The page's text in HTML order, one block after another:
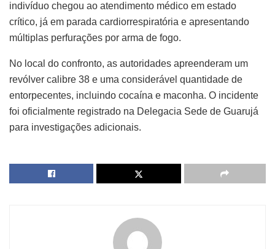
indivíduo chegou ao atendimento médico em estado
crítico, já em parada cardiorrespiratória e apresentando
múltiplas perfurações por arma de fogo.
No local do confronto, as autoridades apreenderam um
revólver calibre 38 e uma considerável quantidade de
entorpecentes, incluindo cocaína e maconha. O incidente
foi oficialmente registrado na Delegacia Sede de Guarujá
para investigações adicionais.